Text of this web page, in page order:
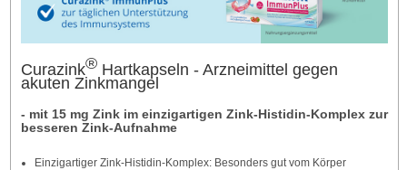
Curazink®Hartkapseln - Arzneimittel gegen
akuten Zinkmangel
- mit 15 mg Zink im einzigartigen Zink-Histidin-Komplex zur
besseren Zink-Aufnahme
Einzigartiger Zink-Histidin-Komplex: Besonders gut vom Körper